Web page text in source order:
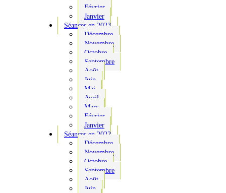
Février
Janvier
Séances en 2023
Décembre
Novembre
Octobre
Septembre
Août
Juin
Mai
Avril
Mars
Février
Janvier
Séances en 2022
Décembre
Novembre
Octobre
Septembre
Août
Juin